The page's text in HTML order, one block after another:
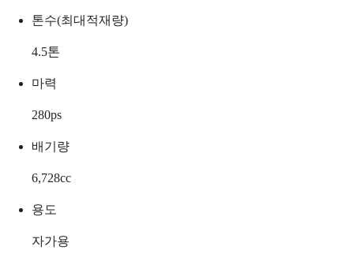
톤수(최대적재량)
4.5톤
마력
280ps
배기량
6,728cc
용도
자가용